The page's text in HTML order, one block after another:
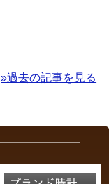
»過去の記事を見る